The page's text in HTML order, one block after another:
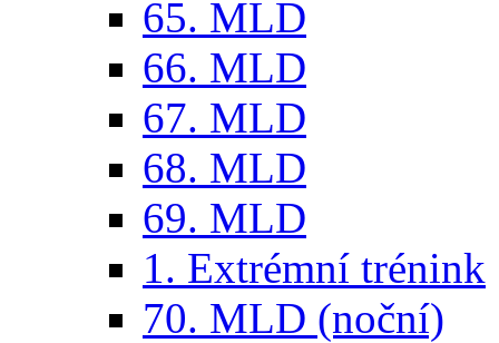
65. MLD
66. MLD
67. MLD
68. MLD
69. MLD
1. Extrémní trénink
70. MLD (noční)